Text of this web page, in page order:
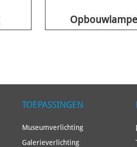
TOEPASSINGEN
Museumverlichting
Galerieverlichting